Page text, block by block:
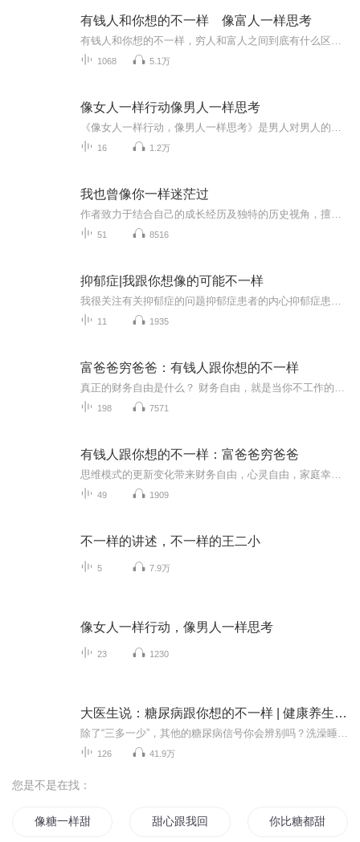
有钱人和你想的不一样 像富人一样思考
1068 5.1万
像女人一样行动像男人一样思考
16 1.2万
我也曾像你一样迷茫过
51 8516
抑郁症|我跟你想像的可能不一样
11 1935
富爸爸穷爸爸：有钱人跟你想的不一样
198 7571
有钱人跟你想的不一样：富爸爸穷爸爸
49 1909
不一样的讲述，不一样的王二小
5 7.9万
像女人一样行动，像男人一样思考
23 1230
大医生说：糖尿病跟你想的不一样 | 健康养生知识
126 41.9万
您是不是在找：
像糖一样甜 甜心跟我回家吧 你比糖都甜